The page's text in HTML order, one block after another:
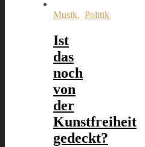
Musik, Politik
Ist
das
noch
von
der
Kunstfreiheit
gedeckt?